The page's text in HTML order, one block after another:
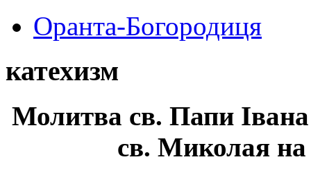
Оранта-Богородиця
катехизм
Молитва св.Папи
св. Миколая на